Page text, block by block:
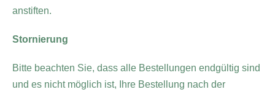
anstiften.
Stornierung
Bitte beachten Sie, dass alle Bestellungen endgültig sind
und es nicht möglich ist, Ihre Bestellung nach der